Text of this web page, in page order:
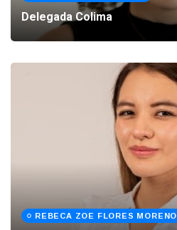
Delegada Colima
REBECA ZOE FLORES MORENO